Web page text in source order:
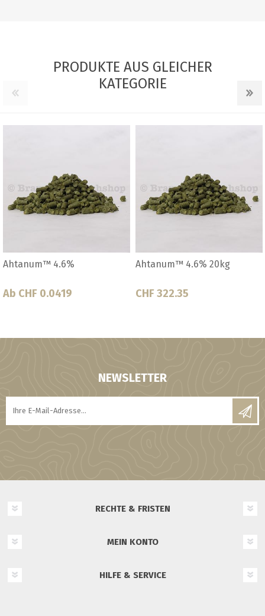
PRODUKTE AUS GLEICHER
KATEGORIE
4.6% 20kg Ahtanum™ 4.6% 5kg
CHF 125.45
Alora
NEWSLETTER
RECHTE & FRISTEN
MEIN KONTO
HILFE & SERVICE